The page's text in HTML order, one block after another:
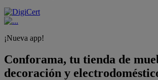
¡Nueva app!
Conforama, tu tienda de
decoración y